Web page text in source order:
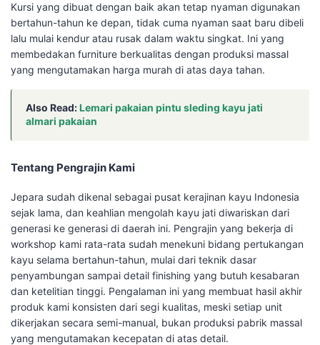
Kursi yang dibuat dengan baik akan tetap nyaman digunakan
bertahun-tahun ke depan, tidak cuma nyaman saat baru dibeli
lalu mulai kendur atau rusak dalam waktu singkat. Ini yang
membedakan furniture berkualitas dengan produksi massal
yang mengutamakan harga murah di atas daya tahan.
Also Read:Lemari pakaian pintu sleding kayu jati
almari pakaian
Tentang Pengrajin Kami
Jepara sudah dikenal sebagai pusat kerajinan kayu Indonesia
sejak lama, dan keahlian mengolah kayu jati diwariskan dari
generasi ke generasi di daerah ini. Pengrajin yang bekerja di
workshop kami rata-rata sudah menekuni bidang pertukangan
kayu selama bertahun-tahun, mulai dari teknik dasar
penyambungan sampai detail finishing yang butuh kesabaran
dan ketelitian tinggi. Pengalaman ini yang membuat hasil akhir
produk kami konsisten dari segi kualitas, meski setiap unit
dikerjakan secara semi-manual, bukan produksi pabrik massal
yang mengutamakan kecepatan di atas detail.